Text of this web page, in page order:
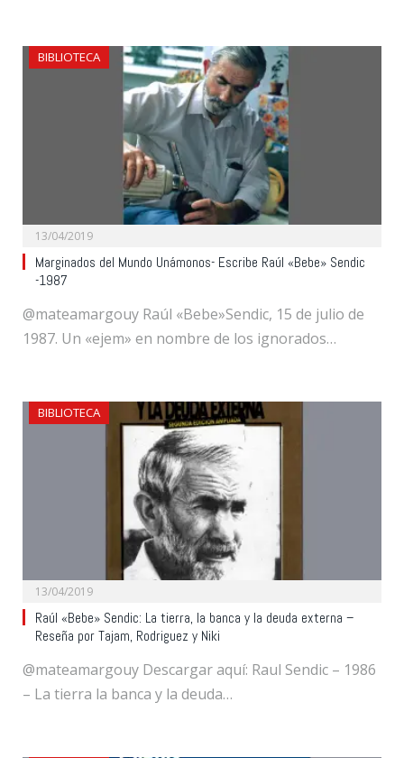
BIBLIOTECA
13/04/2019
Marginados del Mundo Unámonos- Escribe Raúl «Bebe» Sendic
-1987
@mateamargouy Raúl «Bebe»Sendic, 15 de julio de
1987. Un «ejem» en nombre de los ignorados…
BIBLIOTECA
13/04/2019
Raúl «Bebe» Sendic: La tierra, la banca y la deuda externa –
Reseña por Tajam, Rodriguez y Niki
@mateamargouy Descargar aquí: Raul Sendic – 1986
– La tierra la banca y la deuda…